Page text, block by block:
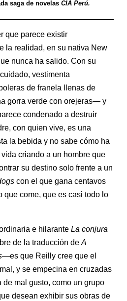
saga de novelasCIA Perú.
que parece existir
la realidad, en su nativa New
nunca ha salido. Con su
vestimenta
de franela llenas de
gorra verde con orejeras— y
condenado a destruir
con quien vive, es una
la bebida y no sabe cómo ha
criando a un hombre que
su destino solo frente a un
con el que gana centavos
que come, que es casi todo lo
e hilarante La conjura
de la traducción de A
—es que Reilly cree que el
y se empecina en cruzadas
mal gusto, como un grupo
desean exhibir sus obras de